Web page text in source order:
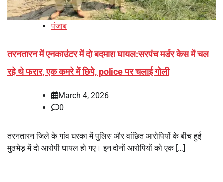
पंजाब
तरनतारन में एनकाउंटर में दो बदमाश घायल:सरपंच मर्डर केस में चल
रहे थे फरार, एक कमरे में छिपे, police पर चलाई गोली
March 4, 2026
0
तरनतारन जिले के गांव घरका में पुलिस और वांछित आरोपियों के बीच हुई
मुठभेड़ में दो आरोपी घायल हो गए। इन दोनों आरोपियों को एक […]